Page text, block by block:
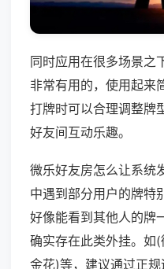
同时应用在很多场景之
非常有用的，使用起来
打牌时可以合理调整牌
好友间互动乐趣。
微乐好友房怎么让系统
中遇到部分用户的牌特
好像能看到其他人的牌
确实存在此类外挂。如
金花)等，建议通过正规